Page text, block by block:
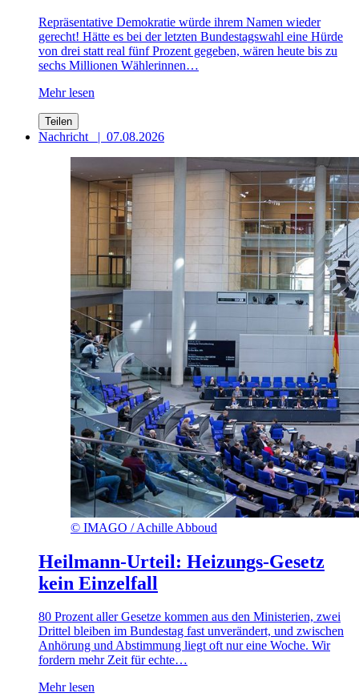
Repräsentative Demokratie würde ihrem Namen wieder
gerecht! Hätte es bei der letzten Bundestagswahl eine Hürde
von drei statt real fünf Prozent gegeben, wären heute bis zu
sechs Millionen Wählerinnen…
Mehr lesen
Teilen
Nachricht | 07.08.2026
© IMAGO / Achille Abboud
Heilmann-Urteil: Heizungs-Gesetz
kein Einzelfall
80 Prozent aller Gesetze kommen aus den Ministerien, zwei
Drittel bleiben im Bundestag fast unverändert, und zwischen
Anhörung und Abstimmung liegt oft nur eine Woche. Wir
fordern mehr Zeit für echte…
Mehr lesen